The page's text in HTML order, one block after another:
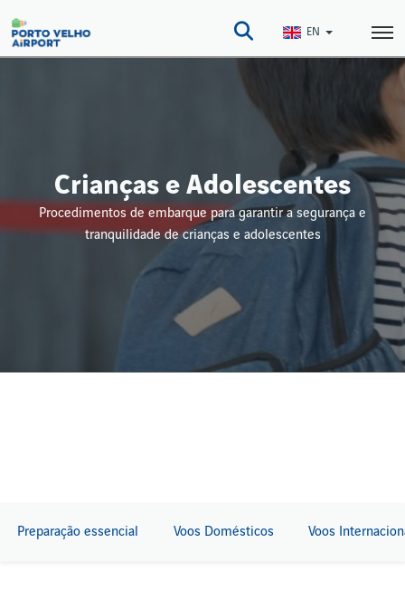
main
EN
Crianças e Adolescentes
Procedimentos de embarque para garantir a segurança e
tranquilidade de crianças e adolescentes
Preparação essencial Voos Domésticos Voos